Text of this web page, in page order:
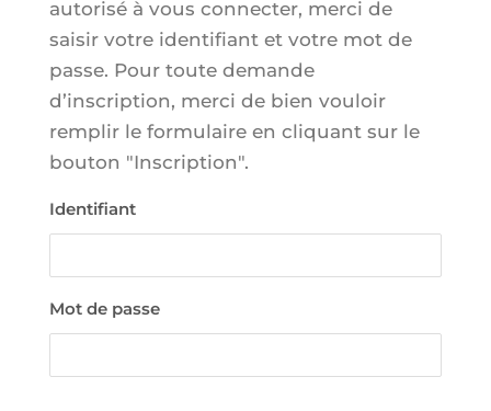
autorisé à vous connecter, merci de
saisir votre identifiant et votre mot de
passe. Pour toute demande
d’inscription, merci de bien vouloir
remplir le formulaire en cliquant sur le
bouton "Inscription".
Identifiant
Mot de passe